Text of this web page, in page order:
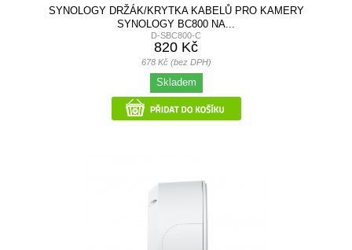
SYNOLOGY DRŽÁK/KRYTKA KABELŮ PRO KAMERY
SYNOLOGY BC800 NA...
D-SBC800-C
820 Kč
678 Kč (bez DPH)
Skladem